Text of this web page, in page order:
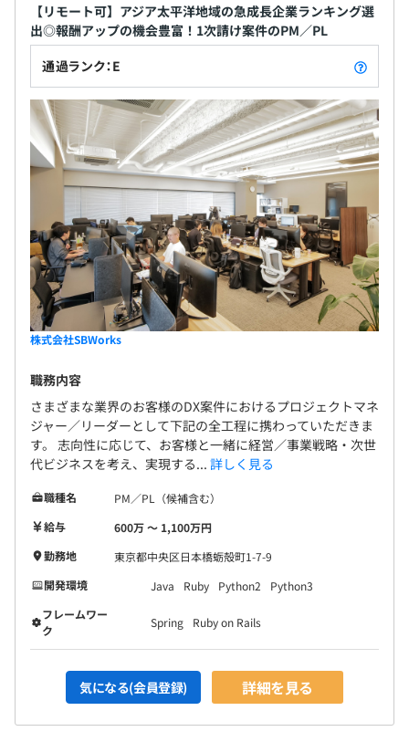
【当社で働く魅力】
・国内有数の大規模システムの構築運営や、新規事業開発
をおこなってきたメンバーが集まった、強力な課題解決チ
ームです。
・当社の特徴は、難易度の高いプロジェクトをプライム案
件として直接受託し、少数精鋭ならではのスピード感と柔
軟性、そして大きな裁量をもって取り組めるところ。特
に、上流工程から開発、運用まで一貫して関わることで、
幅広い経験を積めます。
・エンジニアとしての成長機会が豊富なので、スキルアッ
プを目指したい人や、裁量ややりがいの面で物足りなさを
感じている人にとって最適な環境です！
【開発環境】
▼開発はアジャイル的に進めることが多く、環境は以下の
組み合わせが多くなります。
・フレームワーク：Spring、Ruby on Rails
・OS：Windows／Linux
・DB：MySQL／SQL Server
・インフラ：AWS
※お客様によって、異なることがあります。
半期ごとの目標設定、振り返りによる評価をおこなってい
ます。
全社24名のうち、エンジニアは17名で構成されていま
【リモート可】アジア太平洋地域の急成長企業ランキング選
出◎報酬アップの機会豊富！1次請け案件のPM／PL
通過ランク：E
株式会社SBWorks
職務内容
さまざまな業界のお客様のDX案件におけるプロジェクトマネ
ジャー／リーダーとして下記の全工程に携わっていただきま
す。 志向性に応じて、お客様と一緒に経営／事業戦略・次世
代ビジネスを考え、実現する... 詳しく見る
職種名
PM／PL（候補含む）
給与
600万 〜 1,100万円
勤務地
東京都中央区日本橋蛎殻町1-7-9
開発環境
Java Ruby Python2
Python3
フレームワー
ク
Spring Ruby on Rails
気になる(会員登録) 詳細を見る